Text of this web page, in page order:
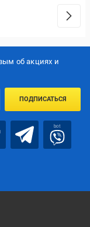
об акцияx и
ПОДПИСАТЬСЯ
bot